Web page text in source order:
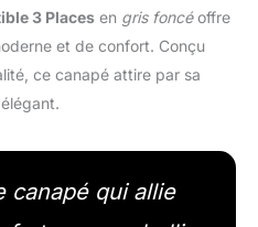
3 Places en gris foncéoffre
et de confort. Conçu
ce canapé attire par sa
canapé qui allie